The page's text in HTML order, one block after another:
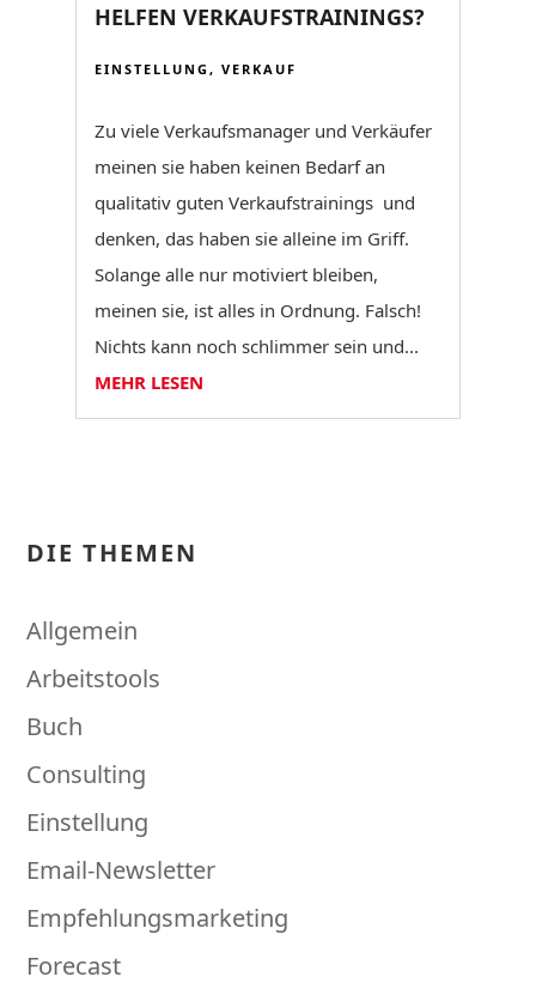
HELFEN VERKAUFSTRAININGS?
EINSTELLUNG , VERKAUF
Zu viele Verkaufsmanager und Verkäufer
meinen sie haben keinen Bedarf an
qualitativ guten Verkaufstrainings und
denken, das haben sie alleine im Griff.
Solange alle nur motiviert bleiben,
meinen sie, ist alles in Ordnung. Falsch!
Nichts kann noch schlimmer sein und...
MEHR LESEN
DIE THEMEN
Allgemein
Arbeitstools
Buch
Consulting
Einstellung
Email-Newsletter
Empfehlungsmarketing
Forecast